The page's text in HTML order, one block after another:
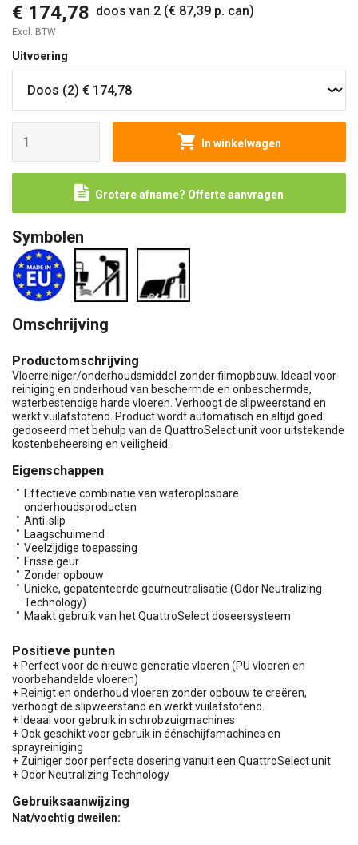
€ 174,78 doos van 2 (€ 87,39 p. can)
Excl. BTW
Uitvoering
In winkelwagen
Grotere afname? Offerte aanvragen
Symbolen
Omschrijving
Productomschrijving
Vloerreiniger/onderhoudsmiddel zonder filmopbouw. Ideaal voor
reiniging en onderhoud van beschermde en onbeschermde,
waterbestendige harde vloeren. Verhoogt de slipweerstand en
werkt vuilafstotend. Product wordt automatisch en altijd goed
gedoseerd met behulp van de QuattroSelect unit voor uitstekende
kostenbeheersing en veiligheid.
Eigenschappen
Effectieve combinatie van wateroplosbare
onderhoudsproducten
Anti-slip
Laagschuimend
Veelzijdige toepassing
Frisse geur
Zonder opbouw
Unieke, gepatenteerde geurneutralisatie (Odor Neutralizing
Technology)
Maakt gebruik van het QuattroSelect doseersysteem
Positieve punten
+ Perfect voor de nieuwe generatie vloeren (PU vloeren en
voorbehandelde vloeren)
+ Reinigt en onderhoud vloeren zonder opbouw te creëren,
verhoogt de slipweerstand en werkt vuilafstotend.
+ Ideaal voor gebruik in schrobzuigmachines
+ Ook geschikt voor gebruik in éénschijfsmachines en
sprayreiniging
+ Zuiniger door perfecte dosering vanuit een QuattroSelect unit
+ Odor Neutralizing Technology
Gebruiksaanwijzing
Nat/vochtig dweilen: